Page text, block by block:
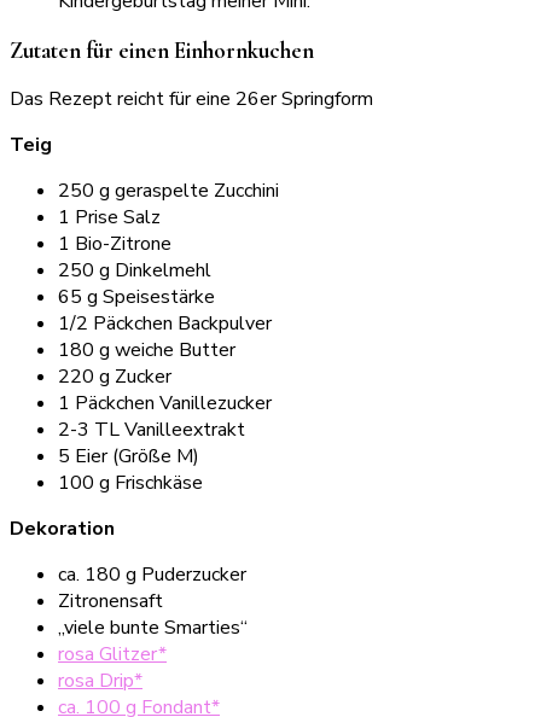
Zutaten für einen Einhornkuchen
Das Rezept reicht für eine 26er Springform
Teig
250 g geraspelte Zucchini
1 Prise Salz
1 Bio-Zitrone
250 g Dinkelmehl
65 g Speisestärke
1/2 Päckchen Backpulver
180 g weiche Butter
220 g Zucker
1 Päckchen Vanillezucker
2-3 TL Vanilleextrakt
5 Eier (Größe M)
100 g Frischkäse
Dekoration
ca. 180 g Puderzucker
Zitronensaft
„viele bunte Smarties“
rosa Glitzer*
rosa Drip*
ca. 100 g Fondant*